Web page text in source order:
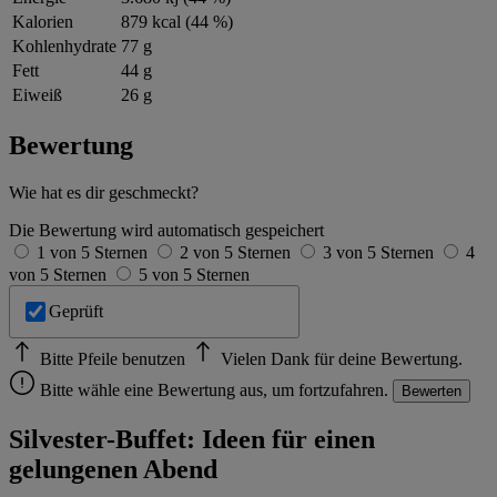
Kalorien
879 kcal (44 %)
Kohlenhydrate 77 g
Fett
44 g
Eiweiß
26 g
Bewertung
Wie hat es dir geschmeckt?
Die Bewertung wird automatisch gespeichert
1 von 5 Sternen
2 von 5 Sternen 3 von 5 Sternen
4
von 5 Sternen
5 von 5 Sternen
Geprüft
Bitte Pfeile benutzen
Vielen Dank für deine Bewertung.
Bitte wähle eine Bewertung aus, um fortzufahren.
Bewerten
Silvester-Buffet: Ideen für einen
gelungenen Abend